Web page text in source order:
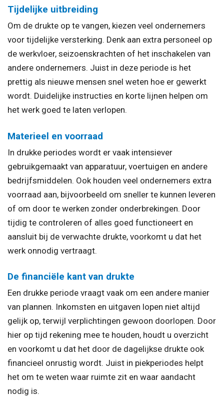
Tijdelijke uitbreiding
Om de drukte op te vangen, kiezen veel ondernemers
voor tijdelijke versterking. Denk aan extra personeel op
de werkvloer, seizoenskrachten of het inschakelen van
andere ondernemers. Juist in deze periode is het
prettig als nieuwe mensen snel weten hoe er gewerkt
wordt. Duidelijke instructies en korte lijnen helpen om
het werk goed te laten verlopen.
Materieel en voorraad
In drukke periodes wordt er vaak intensiever
gebruikgemaakt van apparatuur, voertuigen en andere
bedrijfsmiddelen. Ook houden veel ondernemers extra
voorraad aan, bijvoorbeeld om sneller te kunnen leveren
of om door te werken zonder onderbrekingen. Door
tijdig te controleren of alles goed functioneert en
aansluit bij de verwachte drukte, voorkomt u dat het
werk onnodig vertraagt.
De financiële kant van drukte
Een drukke periode vraagt vaak om een andere manier
van plannen. Inkomsten en uitgaven lopen niet altijd
gelijk op, terwijl verplichtingen gewoon doorlopen. Door
hier op tijd rekening mee te houden, houdt u overzicht
en voorkomt u dat het door de dagelijkse drukte ook
financieel onrustig wordt. Juist in piekperiodes helpt
het om te weten waar ruimte zit en waar aandacht
nodig is.